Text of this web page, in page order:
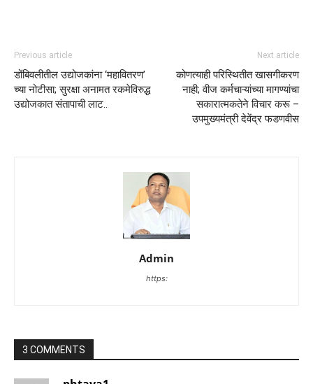
Previous article
डोंबिवलीतील उद्योजकांना ‘महावितरण’
च्या नोटीसा; सुरक्षा अनामत रकमेविरुद्ध
उद्योजकात संतापाची लाट..
Next article
कोणत्याही परिस्थितीत खासगीकरण
नाही; वीज कर्मचाऱ्यांच्या मागण्यांचा
सकारात्मकतेने विचार करू –
उपमुख्यमंत्री देवेंद्र फडणवीस
Admin
https:
3 COMMENTS